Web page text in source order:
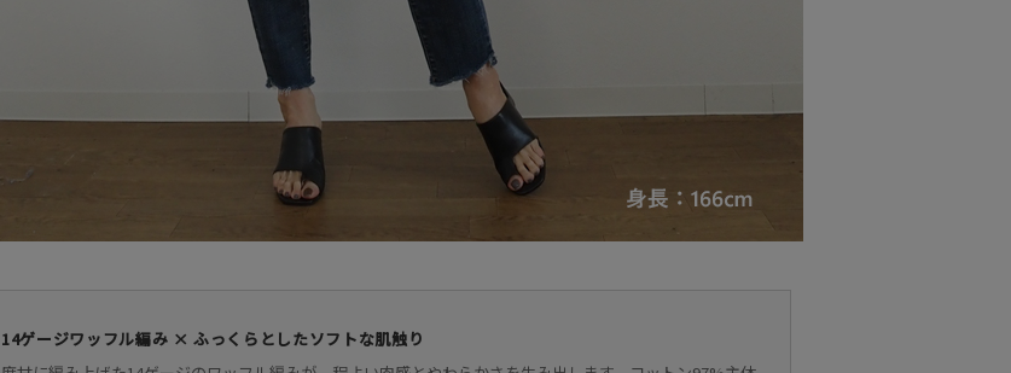
14ゲージワッフル編み × ふっくらとしたソフトな肌触り